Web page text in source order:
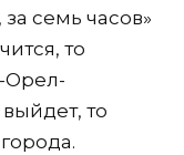
семь часов»
то
Орел-
то